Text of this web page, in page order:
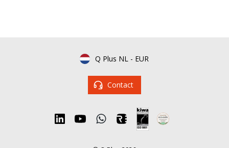
Q Plus NL - EUR
Contact